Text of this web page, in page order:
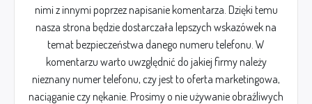
nimi z innymi poprzez napisanie komentarza. Dzięki temu
nasza strona będzie dostarczała lepszych wskazówek na
temat bezpieczeństwa danego numeru telefonu. W
komentarzu warto uwzględnić do jakiej firmy należy
nieznany numer telefonu, czy jest to oferta marketingowa,
naciąganie czy nękanie. Prosimy o nie używanie obraźliwych